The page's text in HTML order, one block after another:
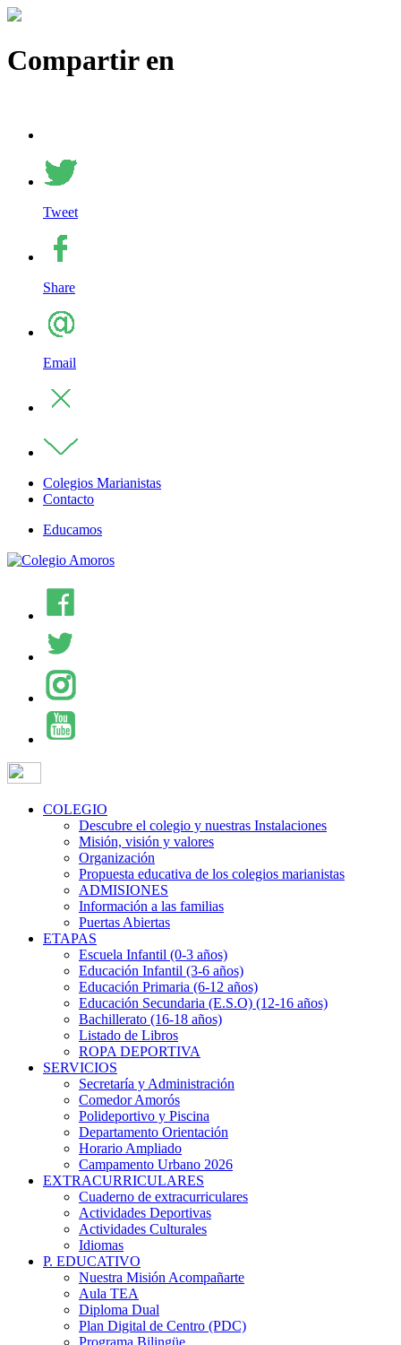
Compartir en
Tweet
Share
Email
Colegios Marianistas
Contacto
Educamos
COLEGIO
Descubre el colegio y nuestras Instalaciones
Misión, visión y valores
Organización
Propuesta educativa de los colegios marianistas
ADMISIONES
Información a las familias
Puertas Abiertas
ETAPAS
Escuela Infantil (0-3 años)
Educación Infantil (3-6 años)
Educación Primaria (6-12 años)
Educación Secundaria (E.S.O) (12-16 años)
Bachillerato (16-18 años)
Listado de Libros
ROPA DEPORTIVA
SERVICIOS
Secretaría y Administración
Comedor Amorós
Polideportivo y Piscina
Departamento Orientación
Horario Ampliado
Campamento Urbano 2026
EXTRACURRICULARES
Cuaderno de extracurriculares
Actividades Deportivas
Actividades Culturales
Idiomas
P. EDUCATIVO
Nuestra Misión Acompañarte
Aula TEA
Diploma Dual
Plan Digital de Centro (PDC)
Programa Bilingüe